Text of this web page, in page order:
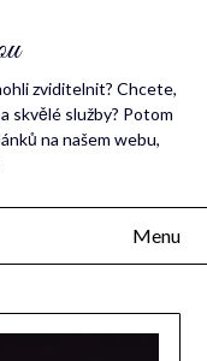
zviditelnit? Chcete,
skvělé služby? Potom
na našem webu,
Menu